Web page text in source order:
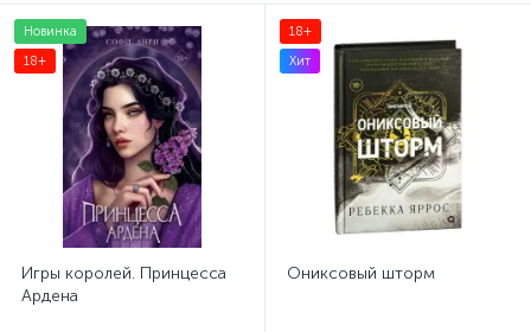
Новинка
18+
Игры королей. Принцесса
Ардена
18+
Хит
Ониксовый шторм